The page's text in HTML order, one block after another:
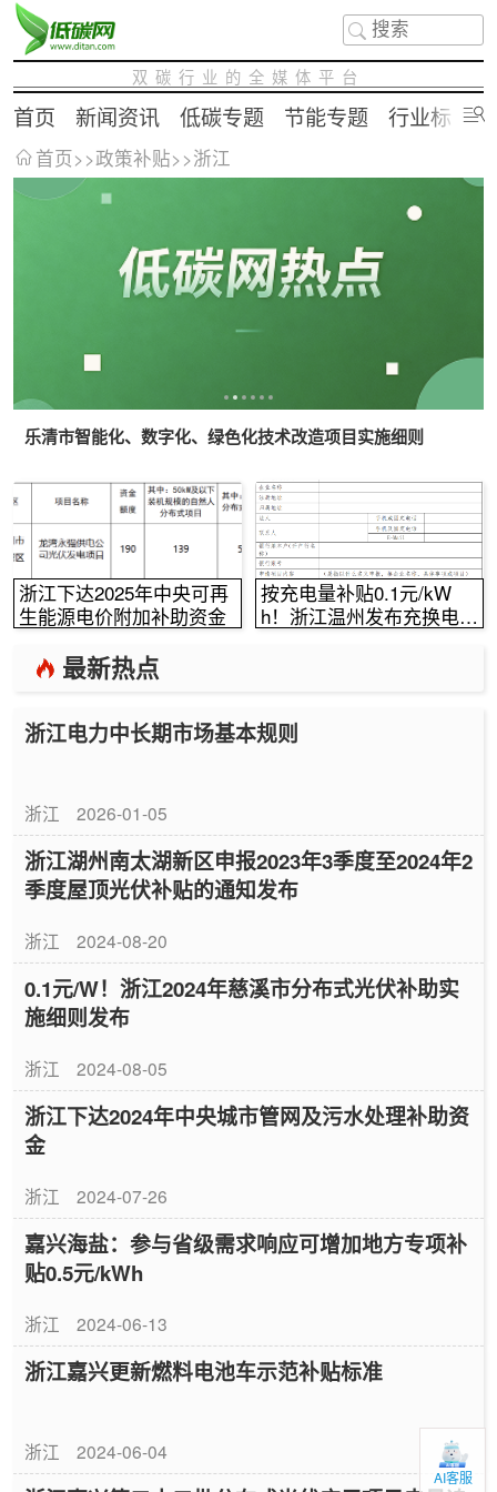
双碳行业的全媒体平台
首页 新闻资讯 低碳专题 节能专题 行业标准
首页>>政策补贴>>浙江
乐清市智能化、数字化、绿色化技术改造项目实施细则
浙江下达2025年中央可再
生能源电价附加补助资金
按充电量补贴0.1元/kW
h！浙江温州发布充换电奖
最新热点
浙江电力中长期市场基本规则
浙江 2026-01-05
浙江湖州南太湖新区申报2023年3季度至2024年2
季度屋顶光伏补贴的通知发布
浙江 2024-08-20
0.1元/W！浙江2024年慈溪市分布式光伏补助实
施细则发布
浙江 2024-08-05
浙江下达2024年中央城市管网及污水处理补助资
金
浙江 2024-07-26
嘉兴海盐：参与省级需求响应可增加地方专项补
贴0.5元/kWh
浙江 2024-06-13
浙江嘉兴更新燃料电池车示范补贴标准
浙江 2024-06-04
AI客服